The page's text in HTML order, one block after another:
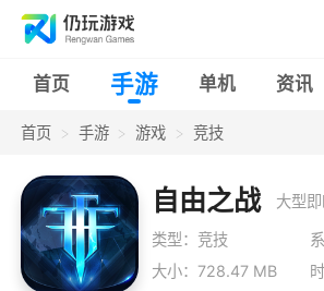
首页 手游 单机 资讯
首页 手游 游戏 竞技
自由之战 大型
类型：竞技
大小：728.47 MB